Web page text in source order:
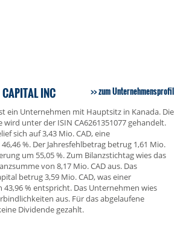
INC zum Unternehmensprofil
ein Unternehmen mit Hauptsitz in Kanada. Die
unter der ISIN CA6261351077 gehandelt.
sich auf 3,43 Mio. CAD, eine
%. Der Jahresfehlbetrag betrug 1,61 Mio.
um 55,05 %. Zum Bilanzstichtag wies das
von 8,17 Mio. CAD aus. Das
betrug 3,59 Mio. CAD, was einer
% entspricht. Das Unternehmen wies
aus. Für das abgelaufene
Dividende gezahlt.